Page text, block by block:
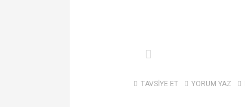
TAVSİYE ET YORUM YAZ